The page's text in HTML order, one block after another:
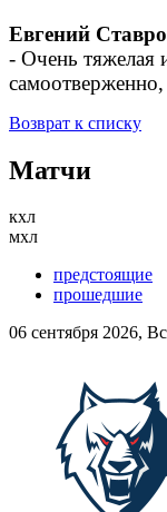
Евгений
- Очень тяжелая
Возврат к списку
Матчи
кхл
мхл
предстоящие
прошедшие
06 сентября 2026,